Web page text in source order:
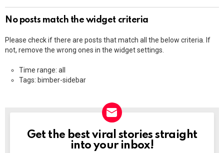
No posts match the widget criteria
Please check if there are posts that match all the below criteria. If
not, remove the wrong ones in the widget settings.
Time range: all
Tags: bimber-sidebar
NEWSLETTER
Get the best viral stories straight
into your inbox!